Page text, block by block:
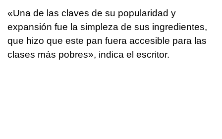
«Una de las claves de su popularidad y
expansión fue la simpleza de sus ingredientes,
que hizo que este pan fuera accesible para las
clases más pobres», indica el escritor.